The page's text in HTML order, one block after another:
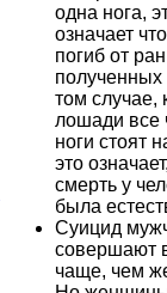
одна нога,
означает
погиб от
том случае,
лошади все
ноги стоят
это
смерть у
была
Суицид
совершают
чаще, чем